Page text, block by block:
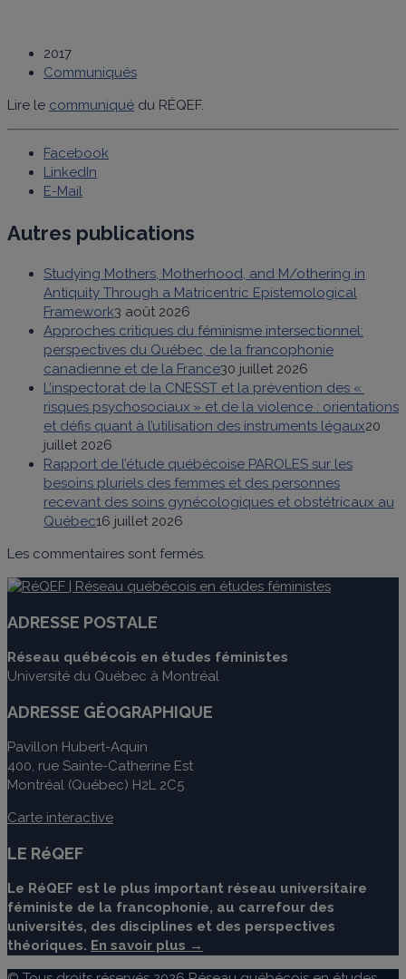
2017
Communiqués
Lire le communiqué du RÉQEF.
Facebook
LinkedIn
E-Mail
Autres publications
Studying Mothers, Motherhood, and M/othering in
Antiquity Through a Matricentric Epistemological
Framework3 août 2026
Approches critiques du féminisme intersectionnel:
perspectives du Québec, de la francophonie
canadienne et de la France30 juillet 2026
L’inspectorat de la CNESST et la prévention des «
risques psychosociaux » et de la violence : orientations
et défis quant à l’utilisation des instruments légaux20
juillet 2026
Rapport de l’étude québécoise PAROLES sur les
besoins pluriels des femmes et des personnes
recevant des soins gynécologiques et obstétricaux au
Québec16 juillet 2026
Les commentaires sont fermés.
ADRESSE POSTALE
Réseau québécois en études féministes
Université du Québec à Montréal
ADRESSE GÉOGRAPHIQUE
Pavillon Hubert-Aquin
400, rue Sainte-Catherine Est
Montréal (Québec) H2L 2C5
Carte interactive
LE RéQEF
Le RéQEF est le plus important réseau universitaire
féministe de la francophonie, au carrefour des
universités, des disciplines et des perspectives
théoriques. En savoir plus →